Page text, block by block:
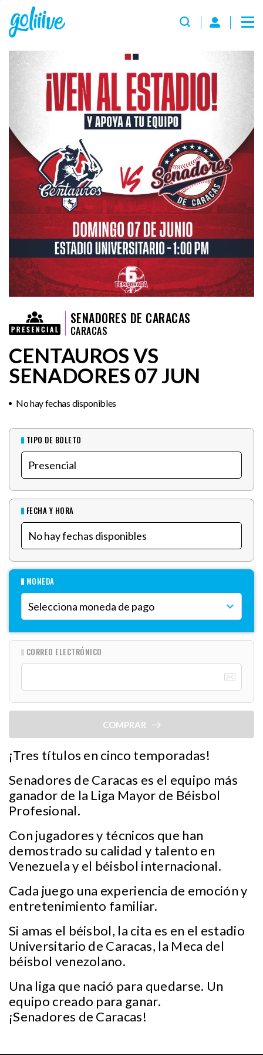
SENADORES DE CARACAS
CARACAS
CENTAUROS VS
SENADORES 07 JUN
No hay fechas disponibles
TIPO DE BOLETO
FECHA Y HORA
MONEDA
CORREO ELECTRÓNICO
COMPRAR
¡Tres títulos en cinco temporadas!
Senadores de Caracas es el equipo más
ganador de la Liga Mayor de Béisbol
Profesional.
Con jugadores y técnicos que han
demostrado su calidad y talento en
Venezuela y el béisbol internacional.
Cada juego una experiencia de emoción y
entretenimiento familiar.
Si amas el béisbol, la cita es en el estadio
Universitario de Caracas, la Meca del
béisbol venezolano.
Una liga que nació para quedarse. Un
equipo creado para ganar.
¡Senadores de Caracas!